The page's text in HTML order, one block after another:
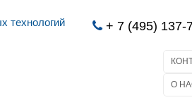
технологий + 7 (495) 137-
О